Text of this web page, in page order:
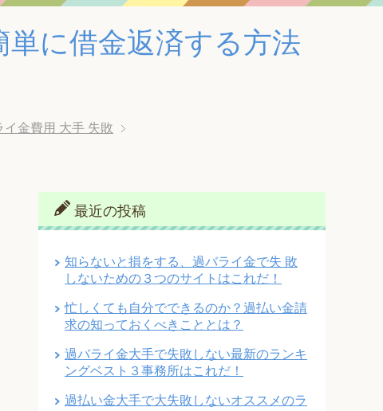
に借金返済する方法
イ金費用 大手 失敗
最近の投稿
知らないと損をする、過バライ金で失 敗
しないための３つのサイトはこれだ！
忙しくても自分でできるのか？過払い金請
求の知っておくべきこととは？
過バライ金大手で失敗しない最新のランキ
ングベスト３事務所はこれだ！
過払い金大手で大失敗しないオススメのラ